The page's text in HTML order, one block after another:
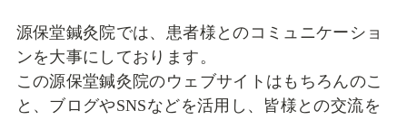
源保堂鍼灸院では、患者様とのコミュニケーショ
ンを大事にしております。
この源保堂鍼灸院のウェブサイトはもちろんのこ
と、ブログやSNSなどを活用し、皆様との交流を